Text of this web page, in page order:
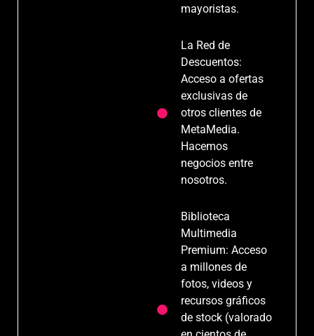
mayoristas.
La Red de
Descuentos:
Acceso a ofertas
exclusivas de
otros clientes de
MetaMedia.
Hacemos
negocios entre
nosotros.
Biblioteca
Multimedia
Premium: Acceso
a millones de
fotos, videos y
recursos gráficos
de stock (valorado